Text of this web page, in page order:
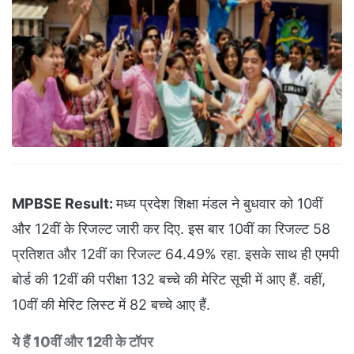
MPBSE Result:मध्य प्रदेश शिक्षा मंडल ने बुधवार को 10वीं
और 12वीं के रिजल्ट जारी कर दिए. इस बार 10वीं का रिजल्ट 58
प्रतिशत और 12वीं का रिजल्ट 64.49% रहा. इसके साथ ही एमपी
बोर्ड की 12वीं की परीक्षा 132 बच्चे की मेरिट सूची में आए हैं. वहीं,
10वीं की मेरिट लिस्ट में 82 बच्चे आए हैं.
ये हैं 10वीं और 12वी के टॉपर